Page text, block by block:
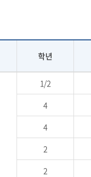
학년
1/2
4
4
2
2